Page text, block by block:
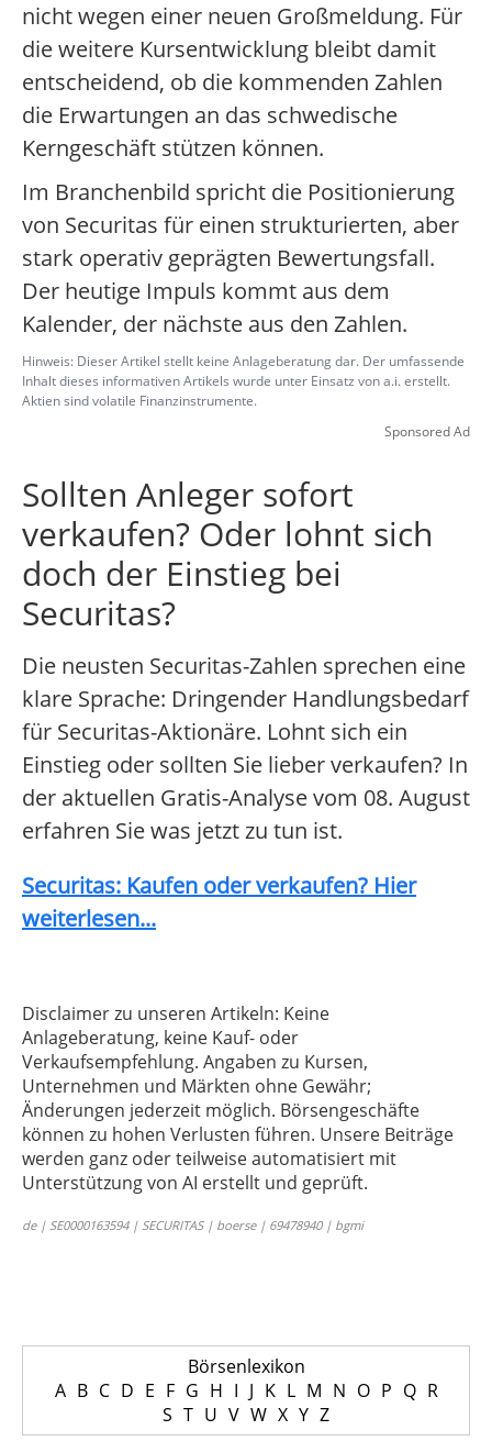
nicht wegen einer neuen Großmeldung. Für
die weitere Kursentwicklung bleibt damit
entscheidend, ob die kommenden Zahlen
die Erwartungen an das schwedische
Kerngeschäft stützen können.
Im Branchenbild spricht die Positionierung
von Securitas für einen strukturierten, aber
stark operativ geprägten Bewertungsfall.
Der heutige Impuls kommt aus dem
Kalender, der nächste aus den Zahlen.
Hinweis: Dieser Artikel stellt keine Anlageberatung dar. Der umfassende
Inhalt dieses informativen Artikels wurde unter Einsatz von a.i. erstellt.
Aktien sind volatile Finanzinstrumente.
Sponsored Ad
Sollten Anleger sofort
verkaufen? Oder lohnt sich
doch der Einstieg bei
Securitas?
Die neusten Securitas-Zahlen sprechen eine
klare Sprache: Dringender Handlungsbedarf
für Securitas-Aktionäre. Lohnt sich ein
Einstieg oder sollten Sie lieber verkaufen? In
der aktuellen Gratis-Analyse vom 08. August
erfahren Sie was jetzt zu tun ist.
Securitas: Kaufen oder verkaufen? Hier
weiterlesen...
Disclaimer zu unseren Artikeln: Keine
Anlageberatung, keine Kauf- oder
Verkaufsempfehlung. Angaben zu Kursen,
Unternehmen und Märkten ohne Gewähr;
Änderungen jederzeit möglich. Börsengeschäfte
können zu hohen Verlusten führen. Unsere Beiträge
werden ganz oder teilweise automatisiert mit
Unterstützung von AI erstellt und geprüft.
de | SE0000163594 | SECURITAS | boerse | 69478940 | bgmi
Börsenlexikon
A B C D E F G H I J K L M N O P Q R
S T U V W X Y Z